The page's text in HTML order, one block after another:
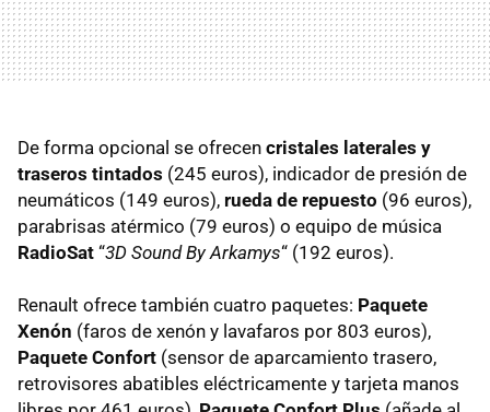
De forma opcional se ofrecen cristales laterales y
traseros tintados (245 euros), indicador de presión de
neumáticos (149 euros), rueda de repuesto (96 euros),
parabrisas atérmico (79 euros) o equipo de música
RadioSat “3D Sound By Arkamys“ (192 euros).
Renault ofrece también cuatro paquetes: Paquete
Xenón (faros de xenón y lavafaros por 803 euros),
Paquete Confort (sensor de aparcamiento trasero,
retrovisores abatibles eléctricamente y tarjeta manos